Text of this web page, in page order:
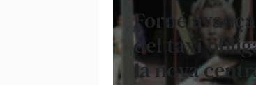
Forné
del taxi
la nova